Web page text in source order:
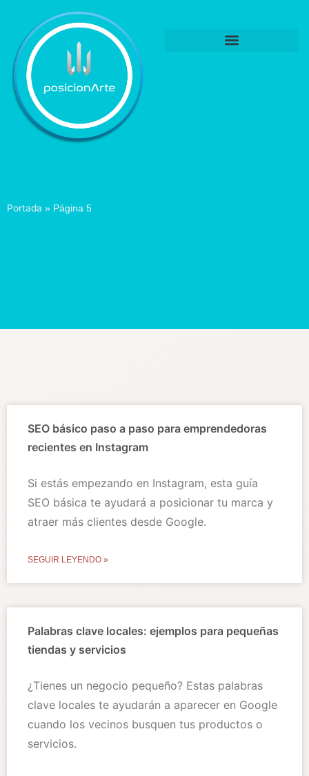
Portada » Página 5
SEO básico paso a paso para emprendedoras
recientes en Instagram
Si estás empezando en Instagram, esta guía
SEO básica te ayudará a posicionar tu marca y
atraer más clientes desde Google.
SEGUIR LEYENDO »
Palabras clave locales: ejemplos para pequeñas
tiendas y servicios
¿Tienes un negocio pequeño? Estas palabras
clave locales te ayudarán a aparecer en Google
cuando los vecinos busquen tus productos o
servicios.